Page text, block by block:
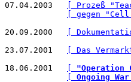
07.04.2003
[ Prozeß
[ gegen
20.09.2000
[
23.07.2001
[ Das
18.06.2001
"Operation
Ongoing